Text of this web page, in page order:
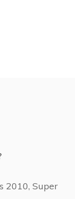
2010, Super